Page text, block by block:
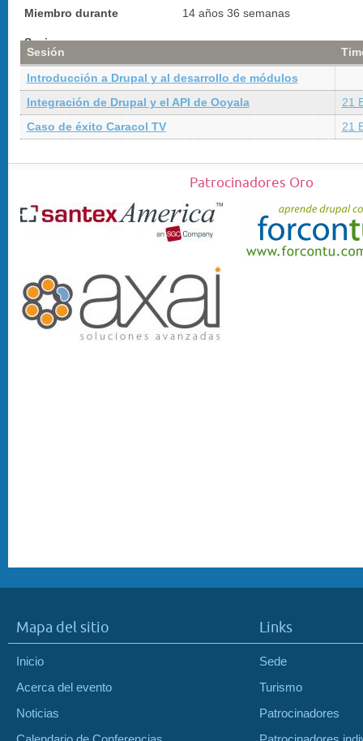
Miembro durante 14 años 36 semanas
Sesiones
Sesión
Introducción a Drupal y al desarrollo de módulos
Integración de Drupal y el API de Ooyala
21
Caso de éxito Caracol TV
21
Patrocinadores Oro
Mapa del sitio
Inicio
Acerca del evento
Noticias
Links
Sede
Turismo
Patrocinadores